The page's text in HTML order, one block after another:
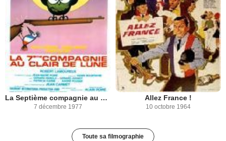
La Septième compagnie au clair de lune
7 décembre 1977
Allez France !
10 octobre 1964
Toute sa filmographie